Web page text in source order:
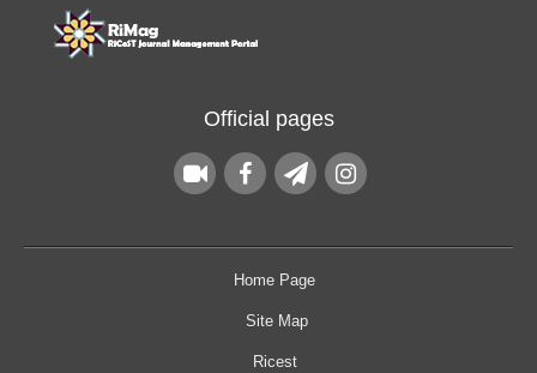
Official pages
Home Page
Site Map
Ricest